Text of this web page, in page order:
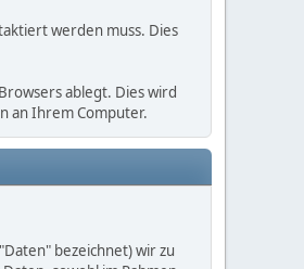
werden muss. Dies
ablegt. Dies wird
an Ihrem Computer.
bezeichnet) wir zu